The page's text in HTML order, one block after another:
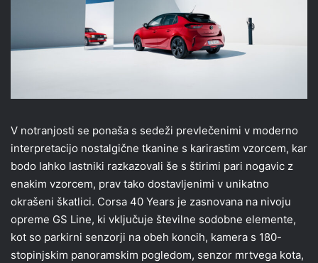
V notranjosti se ponaša s sedeži prevlečenimi v moderno
interpretacijo nostalgične tkanine s karirastim vzorcem, kar
bodo lahko lastniki razkazovali še s štirimi pari nogavic z
enakim vzorcem, prav tako dostavljenimi v unikatno
okrašeni škatlici. Corsa 40 Years je zasnovana na nivoju
opreme GS Line, ki vključuje številne sodobne elemente,
kot so parkirni senzorji na obeh koncih, kamera s 180-
stopinjskim panoramskim pogledom, senzor mrtvega kota,